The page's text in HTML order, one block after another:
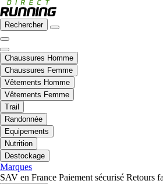
Rechercher
Chaussures Homme
Chaussures Femme
Vêtements Homme
Vêtements Femme
Trail
Randonnée
Equipements
Nutrition
Destockage
Marques
SAV en France Paiement sécurisé Retours